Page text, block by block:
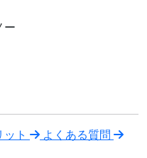
ー
ト よくある質問